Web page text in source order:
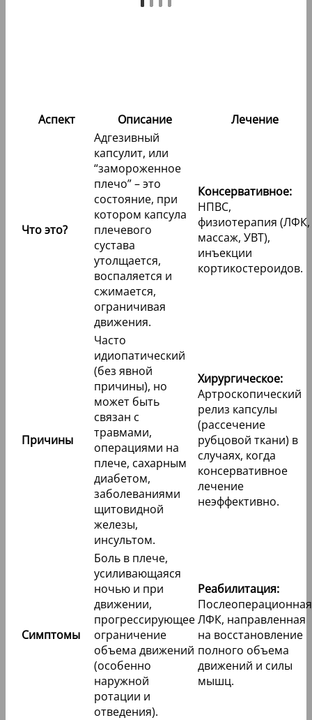
Аспект Описание Лечение
Что это?
Адгезивный
капсулит, или
“замороженное
плечо” – это
состояние, при
котором капсула
плечевого
сустава
утолщается,
воспаляется и
сжимается,
ограничивая
движения.
Консервативное:
НПВС,
физиотерапия (ЛФК,
массаж, УВТ),
инъекции
кортикостероидов.
Причины
Часто
идиопатический
(без явной
причины), но
может быть
связан с
травмами,
операциями на
плече, сахарным
диабетом,
заболеваниями
щитовидной
железы,
инсультом.
Хирургическое:
Артроскопический
релиз капсулы
(рассечение
рубцовой ткани) в
случаях, когда
консервативное
лечение
неэффективно.
Симптомы
Боль в плече,
усиливающаяся
ночью и при
движении,
прогрессирующее
ограничение
объема движений
(особенно
наружной
ротации и
отведения).
Реабилитация:
Послеоперационная
ЛФК, направленная
на восстановление
полного объема
движений и силы
мышц.